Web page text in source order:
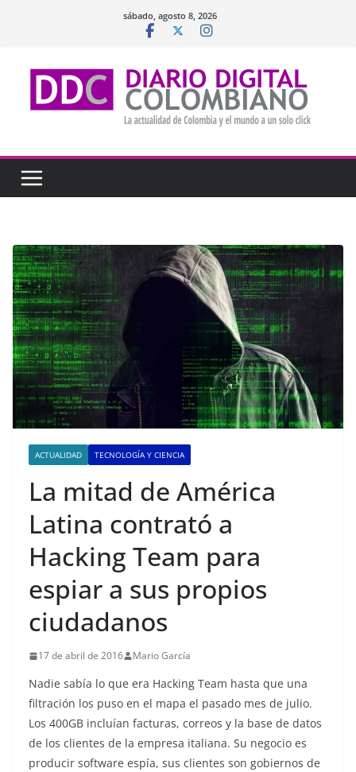
sábado, agosto 8, 2026
ACTUALIDAD TECNOLOGÍA Y CIENCIA
La mitad de América
Latina contrató a
Hacking Team para
espiar a sus propios
ciudadanos
17 de abril de 2016 Mario García
Nadie sabía lo que era Hacking Team hasta que una
filtración los puso en el mapa el pasado mes de julio.
Los 400GB incluían facturas, correos y la base de datos
de los clientes de la empresa italiana. Su negocio es
producir software espía, sus clientes son gobiernos de